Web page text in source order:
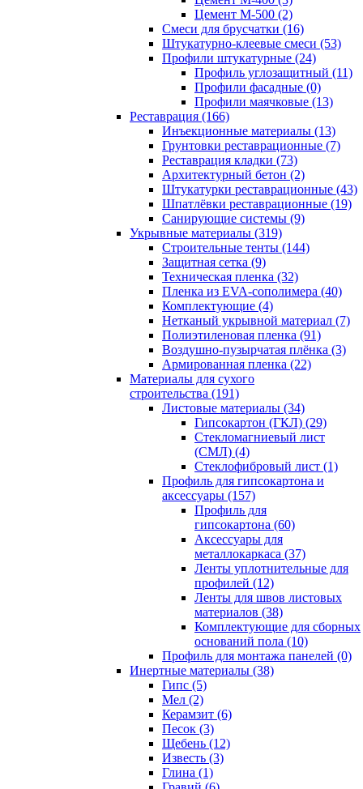
Цемент М-500 (2)
Смеси для брусчатки (16)
Штукатурно-клеевые смеси (53)
Профили штукатурные (24)
Профиль углозащитный (11)
Профили фасадные (0)
Профили маячковые (13)
Реставрация (166)
Инъекционные материалы (13)
Грунтовки реставрационные (7)
Реставрация кладки (73)
Архитектурный бетон (2)
Штукатурки реставрационные (43)
Шпатлёвки реставрационные (19)
Санирующие системы (9)
Укрывные материалы (319)
Строительные тенты (144)
Защитная сетка (9)
Техническая пленка (32)
Пленка из EVA-сополимера (40)
Комплектующие (4)
Нетканый укрывной материал (7)
Полиэтиленовая пленка (91)
Воздушно-пузырчатая плёнка (3)
Армированная пленка (22)
Материалы для сухого
строительства (191)
Листовые материалы (34)
Гипсокартон (ГКЛ) (29)
Стекломагниевый лист
(СМЛ) (4)
Cтеклофибровый лист (1)
Профиль для гипсокартона и
аксессуары (157)
Профиль для
гипсокартона (60)
Аксессуары для
металлокаркаса (37)
Ленты уплотнительные для
профилей (12)
Ленты для швов листовых
материалов (38)
Комплектующие для сборных
оснований пола (10)
Профиль для монтажа панелей (0)
Инертные материалы (38)
Гипс (5)
Мел (2)
Керамзит (6)
Песок (3)
Щебень (12)
Известь (3)
Глина (1)